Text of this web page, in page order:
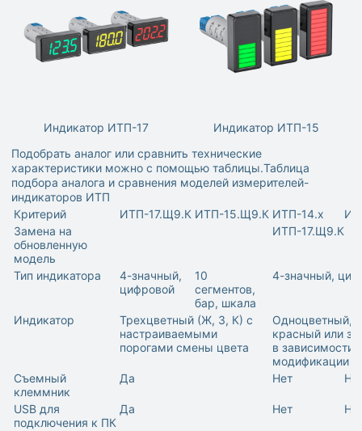
Индикатор ИТП-17
Индикатор ИТП-15
Подобрать аналог или сравнить технические
характеристики можно с помощью таблицы.Таблица
подбора аналога и сравнения моделей измерителей-
индикаторов ИТП
Критерий
ИТП-17.Щ9.К ИТП-15.Щ9.К ИТП-14.х
Замена на
обновленную
модель
ИТП-17.Щ9.К
Тип индикатора
4-значный,
цифровой
10
сегментов,
бар, шкала
4-значный,
Индикатор
Трехцветный (Ж, З, К) с
настраиваемыми
порогами смены цвета
Одноцветный,
красный или
в зависимости
модификации
Съемный
клеммник
Да Нет
USB для
подключения к ПК
Да Нет